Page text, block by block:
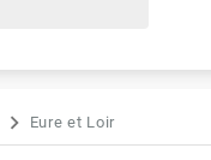
Eure et Loir